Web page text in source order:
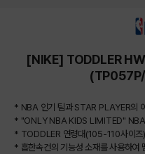
[NIKE] TODDLER
* NBA 인기 팀과 STAR PLAYER의
* "ONLY NBA KIDS LIMITED" NBA
* TODDLER 연령대(105-110사이즈
* 흡한속건의 기능성 소재를 사용하여